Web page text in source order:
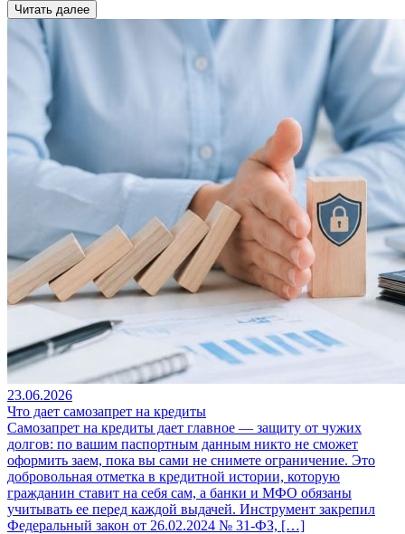
Читать далее
23.06.2026
Что дает самозапрет на кредиты
Самозапрет на кредиты дает главное — защиту от чужих
долгов: по вашим паспортным данным никто не сможет
оформить заем, пока вы сами не снимете ограничение. Это
добровольная отметка в кредитной истории, которую
гражданин ставит на себя сам, а банки и МФО обязаны
учитывать ее перед каждой выдачей. Инструмент закрепил
Федеральный закон от 26.02.2024 № 31-ФЗ, […]